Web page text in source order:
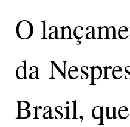
O
da
Brasil,